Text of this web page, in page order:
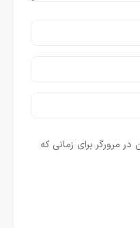
مرورگر برای زمانی که